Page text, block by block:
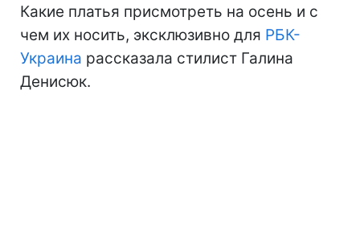
Какие платья присмотреть на осень и с
чем их носить, эксклюзивно для РБК-
Украина рассказала стилист Галина
Денисюк.